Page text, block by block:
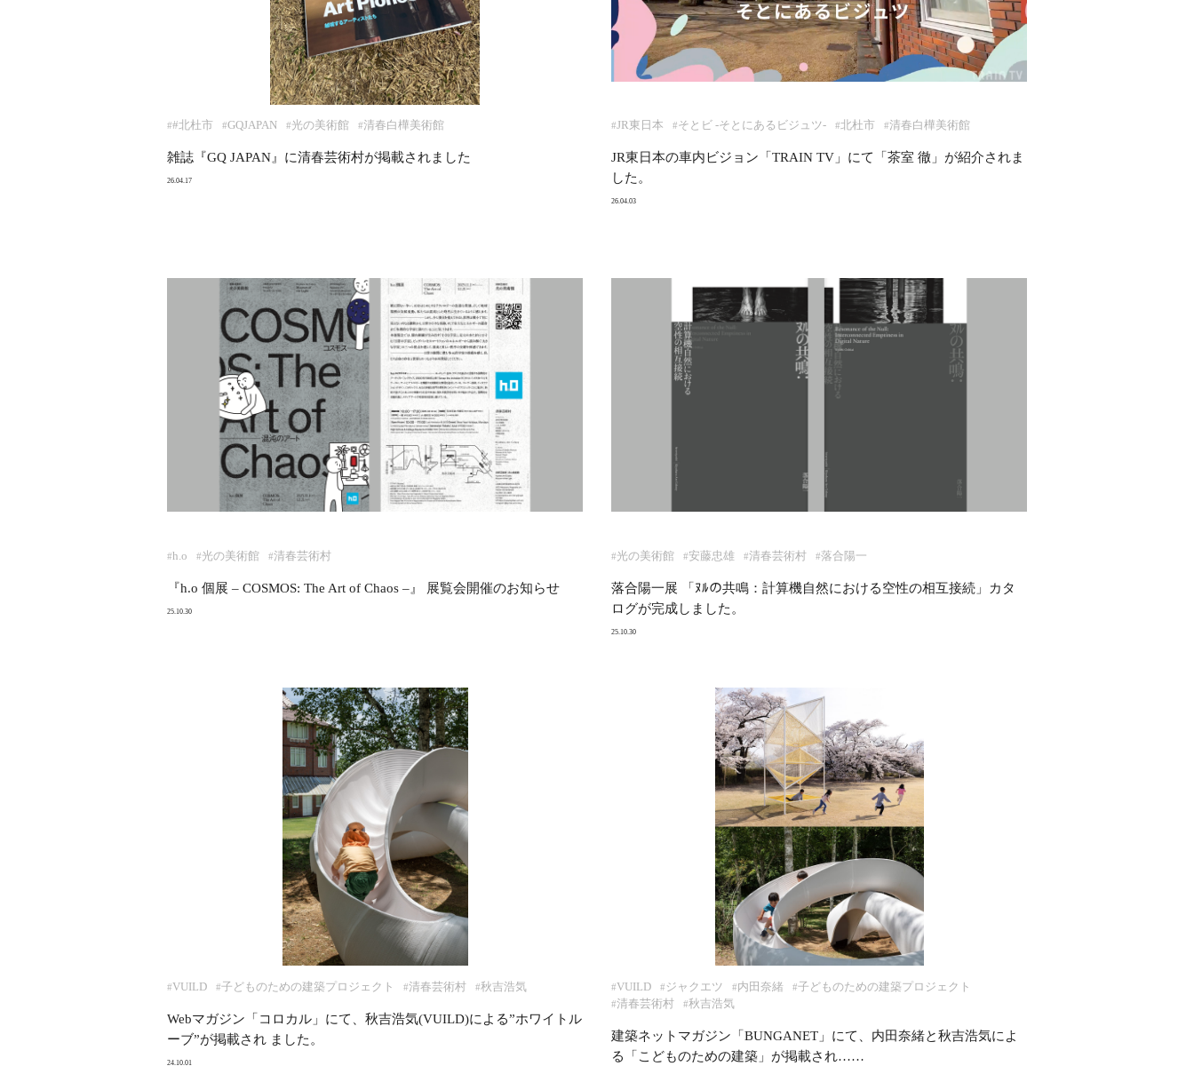
##北杜市 #GQJAPAN #光の美術館 #清春白樺美術館
雑誌『GQ JAPAN』に清春芸術村が掲載されました
26.04.17
#JR東日本 #そとビ ‐そとにあるビジュツ‐ #北杜市 #清春白樺美術館
JR東日本の車内ビジョン「TRAIN TV」にて「茶室 徹」が紹介されま
した。
26.04.03
#h.o #光の美術館 #清春芸術村
『h.o 個展 – COSMOS: The Art of Chaos –』 展覧会開催のお知らせ
25.10.30
#光の美術館 #安藤忠雄 #清春芸術村 #落合陽一
落合陽一展 「ﾇﾙの共鳴：計算機自然における空性の相互接続」カタ
ログが完成しました。
25.10.30
#VUILD #子どものための建築プロジェクト #清春芸術村 #秋吉浩気
Webマガジン「コロカル」にて、秋吉浩気(VUILD)による”ホワイトル
ーブ”が掲載され ました。
24.10.01
#VUILD #ジャクエツ #内田奈緒 #子どものための建築プロジェクト
#清春芸術村 #秋吉浩気
建築ネットマガジン「BUNGANET」にて、内田奈緒と秋吉浩気によ
る「こどものための建築」が掲載され……